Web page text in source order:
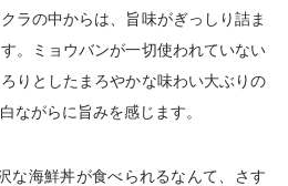
ラの中からは、旨味がぎっしり詰ま
。ミョウバンが一切使われていない
りとしたまろやかな味わい大ぶりの
ながらに旨みを感じます。
な海鮮丼が食べられるなんて、さす